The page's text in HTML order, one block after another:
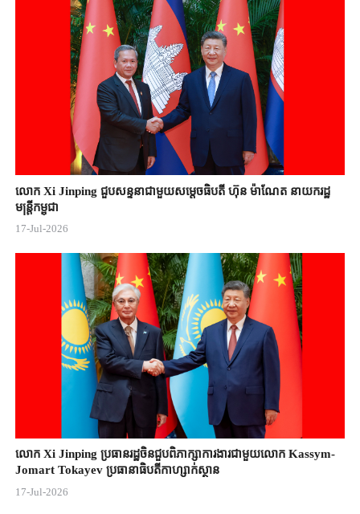
លោក Xi Jinping ជួបសន្ទនាជាមួយសម្តេចធិបតី ហ៊ុន ម៉ាណែត នាយករដ្ឋ
មន្ត្រីកម្ពុជា
17-Jul-2026
លោក Xi Jinping ប្រធានរដ្ឋចិន​ជួបពិភាក្សា​ការងារជាមួយ​លោក Kassym-
Jomart ​Tokayev ​ប្រធានាធិបតី​កាហ្សាក់ស្ថាន​
17-Jul-2026